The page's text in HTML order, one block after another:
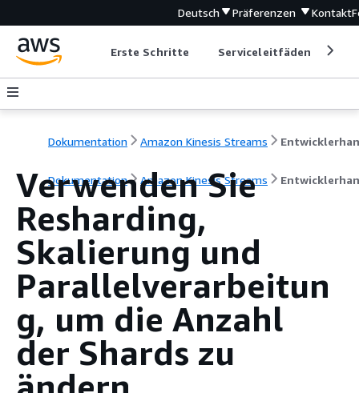
Deutsch Präferenzen Kontakt
Erste Schritte Serviceleitfäden
Dokumentation Amazon Kinesis Streams
Dokumentation Amazon Kinesis Streams
Verwenden Sie
Resharding,
Skalierung und
Parallelverarbeitun
g, um die Anzahl
der Shards zu